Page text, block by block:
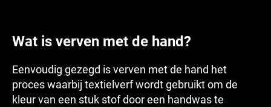
Wat is verven met de hand?
Eenvoudig gezegd is verven met de hand het
proces waarbij textielverf wordt gebruikt om de
kleur van een stuk stof door een handwas te